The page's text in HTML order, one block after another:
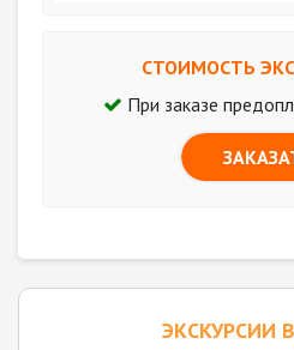
СТОИМОСТЬ
При заказе
ЭКСКУРСИИ